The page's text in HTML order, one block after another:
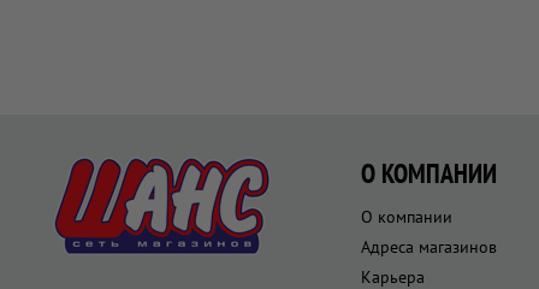
О КОМПАНИИ
О компании
Адреса магазинов
Карьера